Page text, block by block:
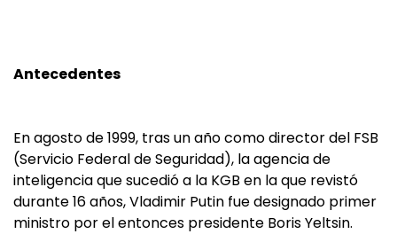
Antecedentes
En agosto de 1999, tras un año como director del FSB
(Servicio Federal de Seguridad), la agencia de
inteligencia que sucedió a la KGB en la que revistó
durante 16 años, Vladimir Putin fue designado primer
ministro por el entonces presidente Boris Yeltsin.